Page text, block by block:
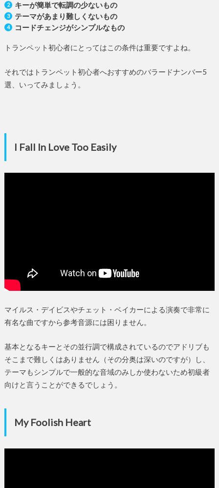
キーが簡単で転調の少ないもの
テーマがあまり難しくないもの
コードチェンジがシンプルなもの
トランペット初心者にとってはこの条件は重要ですよね。
それではトランペット初心者へおすすめのバラードナンバー5
選、いってみましょう。
I Fall In Love Too Easily
マイルス・デイビスやチェット・ベイカーによる演奏で非常に
有名な曲ですから参考音源には困りません。
基本となるキーとその並行調で構成されているのでアドリブも
そこまで難しくはありません（その分奥は深いのですが）し、
テーマもシンプルで一般的な音域のみしか使わないため初級者
向けと言うことができるでしょう。
My Foolish Heart